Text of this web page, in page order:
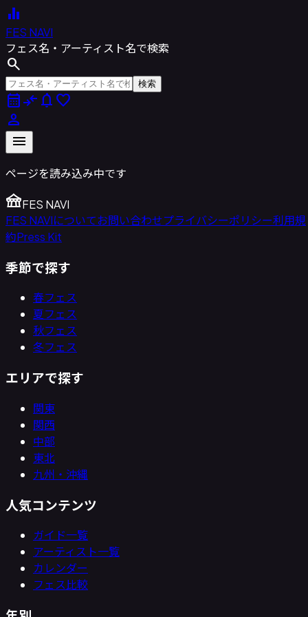
equalizer
FES NAVI
フェス名・アーティスト名で検索
search
検索
calendar_monthcompare_arrows notifications favorite
person
menu
ページを読み込み中です
festivalFES NAVI
FES NAVIについてお問い合わせプライバシーポリシー利用規
約Press Kit
季節で探す
春フェス
夏フェス
秋フェス
冬フェス
エリアで探す
関東
関西
中部
東北
九州・沖縄
人気コンテンツ
ガイド一覧
アーティスト一覧
カレンダー
フェス比較